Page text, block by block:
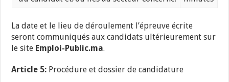
La date et le lieu de déroulement l’épreuve écrite
seront communiqués aux candidats ultérieurement sur
le site Emploi-Public.ma.
Article 5: Procédure et dossier de candidature